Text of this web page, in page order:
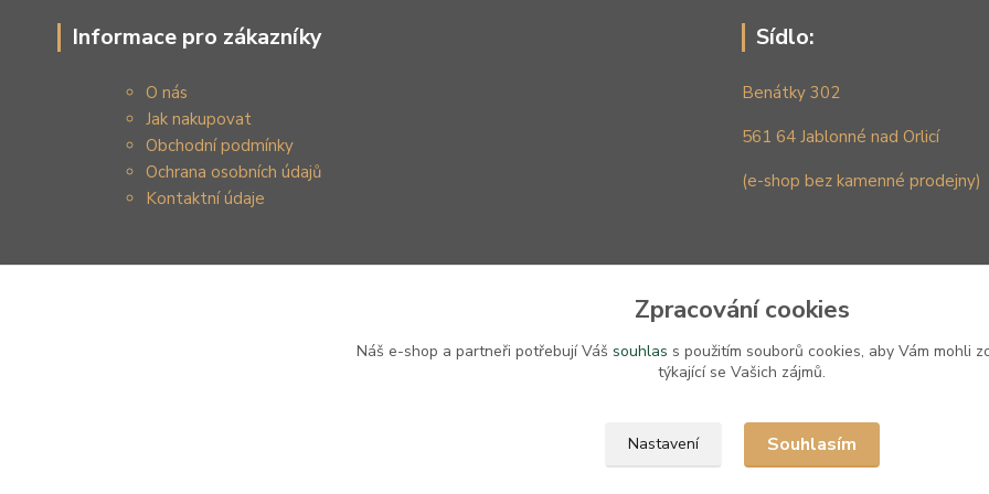
Informace pro zákazníky
O nás
Jak nakupovat
Obchodní podmínky
Ochrana osobních údajů
Kontaktní údaje
Sídlo:
Benátky 302
561 64 Jablonné nad Orlicí
(e-shop bez kamenné prodejny)
Zpracování cookies
Náš e-shop a partneři potřebují Váš souhlas s použitím souborů cookies, aby Vám mohli
týkající se Vašich zájmů.
Nastavení Souhlasím